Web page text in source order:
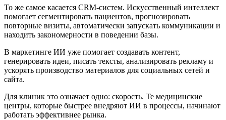
То же самое касается CRM-систем. Искусственный интеллект
помогает сегментировать пациентов, прогнозировать
повторные визиты, автоматически запускать коммуникации и
находить закономерности в поведении базы.
В маркетинге ИИ уже помогает создавать контент,
генерировать идеи, писать тексты, анализировать рекламу и
ускорять производство материалов для социальных сетей и
сайта.
Для клиник это означает одно: скорость. Те медицинские
центры, которые быстрее внедряют ИИ в процессы, начинают
работать эффективнее рынка.